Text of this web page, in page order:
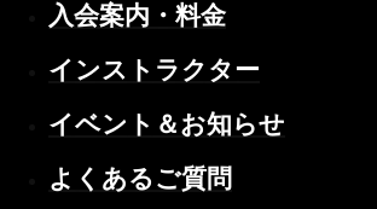
入会案内・料金
インストラクター
イベント＆お知らせ
よくあるご質問